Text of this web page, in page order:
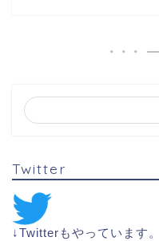
Twitter
↓Twitterもやっています